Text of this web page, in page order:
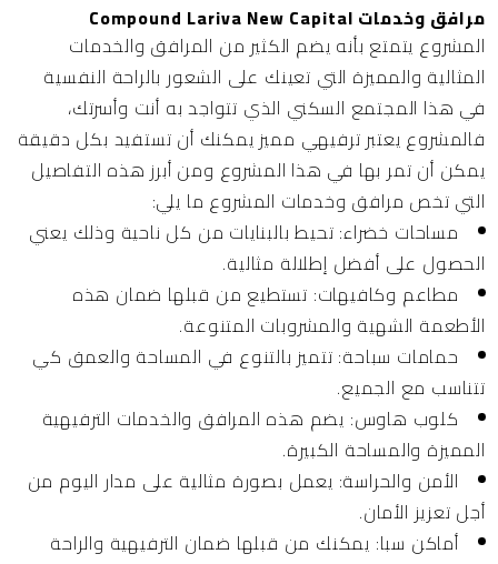
مرافق وخدمات Compound Lariva New Capital
المشروع يتمتع بأنه يضم الكثير من المرافق والخدمات
المثالية والمميزة التي تعينك على الشعور بالراحة النفسية
في هذا المجتمع السكني الذي تتواجد به أنت وأسرتك،
فالمشروع يعتبر ترفيهي مميز يمكنك أن تستفيد بكل دقيقة
يمكن أن تمر بها في هذا المشروع ومن أبرز هذه التفاصيل
التي تخص مرافق وخدمات المشروع ما يلي:
مساحات خضراء: تحيط بالبنايات من كل ناحية وذلك يعني
الحصول على أفضل إطلالة مثالية.
مطاعم وكافيهات: تستطيع من قبلها ضمان هذه
الأطعمة الشهية والمشروبات المتنوعة.
حمامات سباحة: تتميز بالتنوع في المساحة والعمق كي
تتناسب مع الجميع.
كلوب هاوس: يضم هذه المرافق والخدمات الترفيهية
المميزة والمساحة الكبيرة.
الأمن والحراسة: يعمل بصورة مثالية على مدار اليوم من
أجل تعزيز الأمان.
أماكن سبا: يمكنك من قبلها ضمان الترفيهية والراحة